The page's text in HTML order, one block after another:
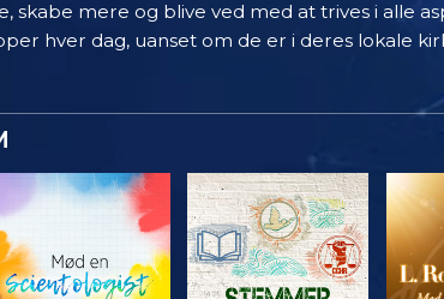
mere og blive ved med at trives i alle
hver dag, uanset om de er i deres lokale